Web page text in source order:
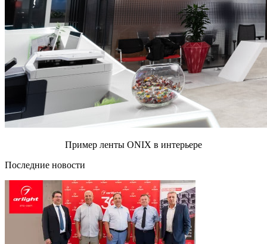
Пример ленты ONIX в интерьере
Последние новости